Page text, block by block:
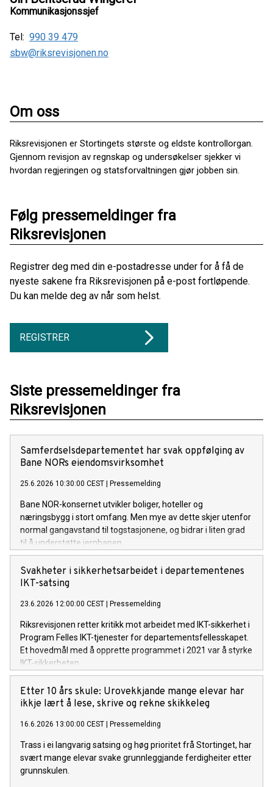
Kommunikasjonssjef
Tel: 990 39 479
sbw@riksrevisjonen.no
Om oss
Riksrevisjonen er Stortingets største og eldste kontrollorgan.
Gjennom revisjon av regnskap og undersøkelser sjekker vi
hvordan regjeringen og statsforvaltningen gjør jobben sin.
Følg pressemeldinger fra
Riksrevisjonen
Registrer deg med din e-postadresse under for å få de
nyeste sakene fra Riksrevisjonen på e-post fortløpende.
Du kan melde deg av når som helst.
REGISTRER
Siste pressemeldinger fra
Riksrevisjonen
Samferdselsdepartementet har svak oppfølging av
Bane NORs eiendomsvirksomhet
25.6.2026 10:30:00 CEST Pressemelding
Bane NOR-konsernet utvikler boliger, hoteller og
næringsbygg i stort omfang. Men mye av dette skjer utenfor
normal gangavstand til togstasjonene, og bidrar i liten grad
til å understøtte jernbanen.
Svakheter i sikkerhetsarbeidet i departementenes
IKT-satsing
23.6.2026 12:00:00 CEST Pressemelding
Riksrevisjonen retter kritikk mot arbeidet med IKT-sikkerhet i
Program Felles IKT-tjenester for departementsfellesskapet.
Et hovedmål med å opprette programmet i 2021 var å styrke
IKT-sikkerheten.
Etter 10 års skule: Urovekkjande mange elevar har
ikkje lært å lese, skrive og rekne skikkeleg
16.6.2026 13:00:00 CEST Pressemelding
Trass i ei langvarig satsing og høg prioritet frå Stortinget, har
svært mange elevar svake grunnleggjande ferdigheiter etter
grunnskulen.